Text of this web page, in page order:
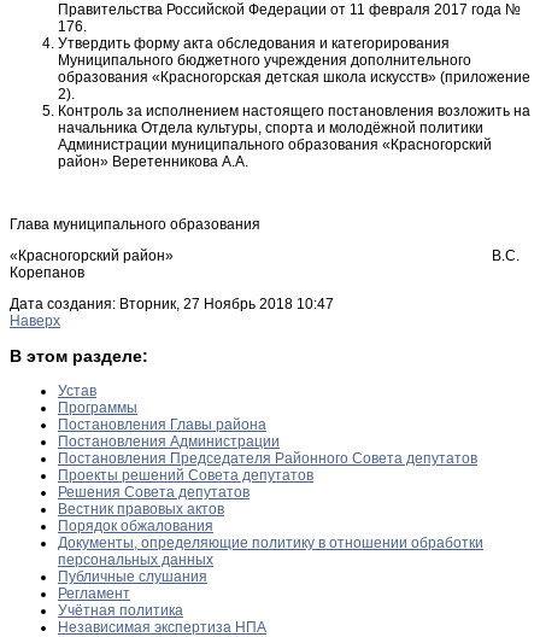
Правительства Российской Федерации от 11 февраля 2017 года №
176.
Утвердить форму акта обследования и категорирования
Муниципального бюджетного учреждения дополнительного
образования «Красногорская детская школа искусств» (приложение
2).
Контроль за исполнением настоящего постановления возложить на
начальника Отдела культуры, спорта и молодёжной политики
Администрации муниципального образования «Красногорский
район» Веретенникова А.А.
Глава муниципального образования
«Красногорский район» В.С.
Корепанов
Дата создания: Вторник, 27 Ноябрь 2018 10:47
Наверх
В этом разделе:
Устав
Программы
Постановления Главы района
Постановления Администрации
Постановления Председателя Районного Совета депутатов
Проекты решений Совета депутатов
Решения Совета депутатов
Вестник правовых актов
Порядок обжалования
Документы, определяющие политику в отношении обработки
персональных данных
Публичные слушания
Регламент
Учётная политика
Независимая экспертиза НПА